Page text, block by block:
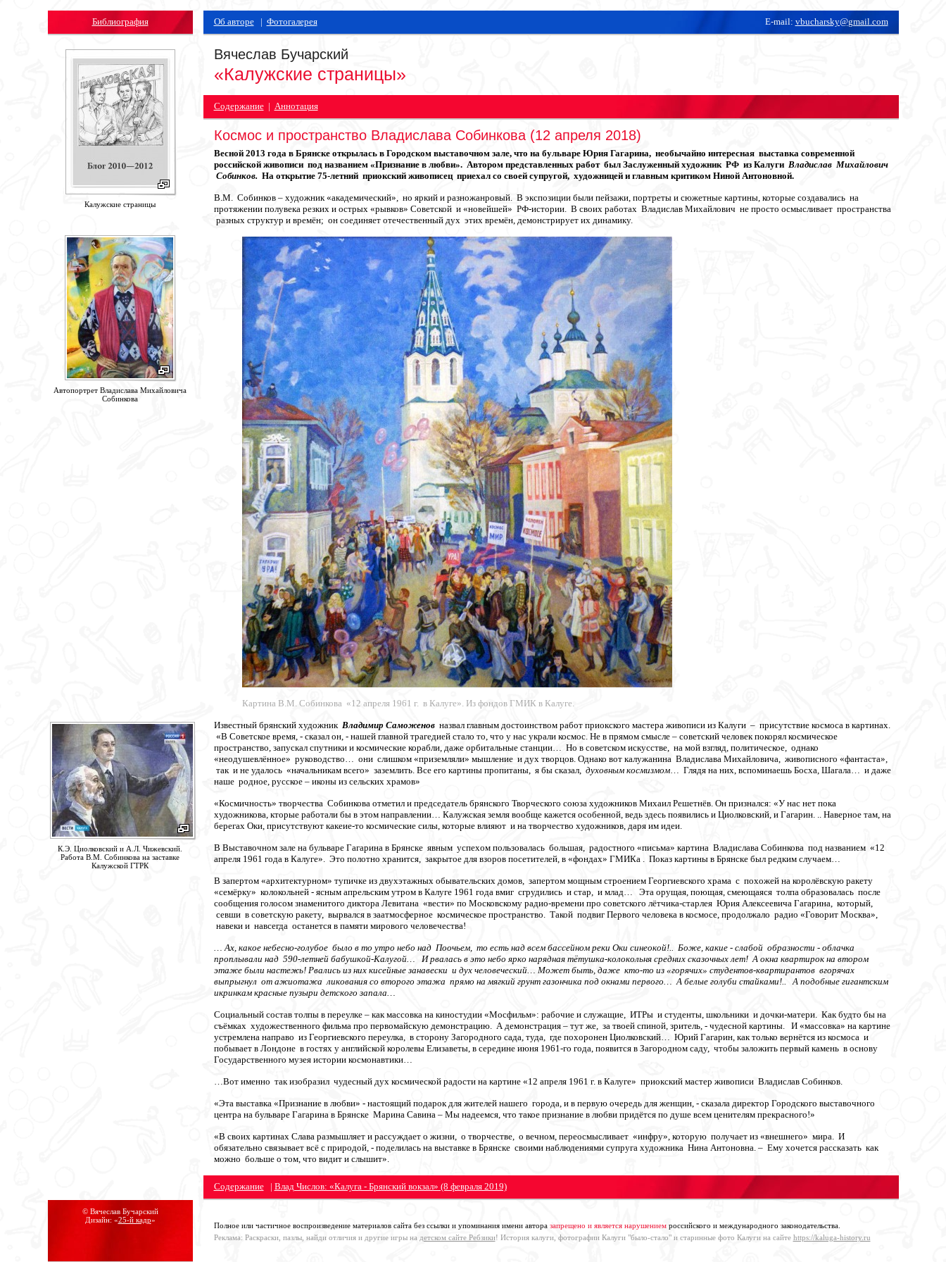
Библиография
Калужские страницы
Автопортрет Владислава Михайловича
Собинкова
К.Э. Циолковский и А.Л. Чижевский.
Работа В.М. Собинкова на заставке
Калужской ГТРК
E-mail: vbucharsky@gmail.com
Об авторе| Фотогалерея
Вячеслав Бучарский
«Калужские страницы»
Содержание| Аннотация
Космос и пространство Владислава Собинкова (12 апреля 2018)
Весной 2013 года в Брянске открылась в Городском выставочном зале, что на бульваре Юрия Гагарина, необычайно интересная выставка современной
российской живописи под названием «Признание в любви». Автором представленных работ был Заслуженный художник РФ из Калуги Владислав Михайлович
Собинков. На открытие 75-летний приокский живописец приехал со своей супругой, художницей и главным критиком Ниной Антоновной.
В.М. Собинков – художник «академический», но яркий и разножанровый. В экспозиции были пейзажи, портреты и сюжетные картины, которые создавались на
протяжении полувека резких и острых «рывков» Советской и «новейшей» РФ-истории. В своих работах Владислав Михайлович не просто осмысливает пространства
разных структур и времён; он соединяет отечественный дух этих времён, демонстрирует их динамику.
Картина В.М. Собинкова «12 апреля 1961 г. в Калуге». Из фондов ГМИК в Калуге.
Известный брянский художник Владимир Саможеновназвал главным достоинством работ приокского мастера живописи из Калуги – присутствие космоса в картинах.
«В Советское время, - сказал он, - нашей главной трагедией стало то, что у нас украли космос. Не в прямом смысле – советский человек покорял космическое
пространство, запускал спутники и космические корабли, даже орбитальные станции… Но в советском искусстве, на мой взгляд, политическое, однако
«неодушевлённое» руководство… они слишком «приземляли» мышление и дух творцов. Однако вот калужанина Владислава Михайловича, живописного «фантаста»,
так и не удалось «начальникам всего» заземлить. Все его картины пропитаны, я бы сказал, духовным космизмом… Глядя на них, вспоминаешь Босха, Шагала… и даже
наше родное, русское – иконы из сельских храмов»
«Космичность» творчества Собинкова отметил и председатель брянского Творческого союза художников Михаил Решетнёв. Он признался: «У нас нет пока
художникова, кторые работали бы в этом направлении… Калужская земля вообще кажется особенной, ведь здесь появились и Циолковский, и Гагарин. .. Наверное там, на
берегах Оки, присутствуют какеие-то космические силы, которые влияют и на творчество художников, даря им идеи.
В Выставочном зале на бульваре Гагарина в Брянске явным успехом пользовалась большая, радостного «письма» картина Владислава Собинкова под названием «12
апреля 1961 года в Калуге». Это полотно хранится, закрытое для взоров посетителей, в «фондах» ГМИКа . Показ картины в Брянске был редким случаем…
В запертом «архитектурном» тупичке из двухэтажных обывательских домов, запертом мощным строением Георгиевского храма с похожей на королёвскую ракету
«семёрку» колокольней - ясным апрельским утром в Калуге 1961 года вмиг сгрудились и стар, и млад… Эта орущая, поющая, смеющаяся толпа образовалась после
сообщения голосом знаменитого диктора Левитана «вести» по Московскому радио-времени про советского лётчика-старлея Юрия Алексеевича Гагарина, который,
севши в советскую ракету, вырвался в заатмосферное космическое пространство. Такой подвиг Первого человека в космосе, продолжало радио «Говорит Москва»,
навеки и навсегда останется в памяти мирового человечества!
… Ах, какое небесно-голубое было в то утро небо над Поочьем, то есть над всем бассейном реки Оки синеокой!.. Боже, какие - слабой образности - облачка
проплывали над 590-летней бабушкой-Калугой… И рвалась в это небо ярко нарядная тётушка-колокольня средних сказочных лет! А окна квартирок на втором
этаже были настежь! Рвались из них кисейные занавески и дух человеческий… Может быть, даже кто-то из «горячих» студентов-квартирантов вгорячах
выпрыгнул от ажиотажа ликования со второго этажа прямо на мягкий грунт газончика под окнами первого… А белые голуби стайками!.. А подобные гигантским
икринкам красные пузыри детского запала…
Социальный состав толпы в переулке – как массовка на киностудии «Мосфильм»: рабочие и служащие, ИТРы и студенты, школьники и дочки-матери. Как будто бы на
съёмках художественного фильма про первомайскую демонстрацию. А демонстрация – тут же, за твоей спиной, зритель, - чудесной картины. И «массовка» на картине
устремлена направо из Георгиевского переулка, в сторону Загородного сада, туда, где похоронен Циолковский… Юрий Гагарин, как только вернётся из космоса и
побывает в Лондоне в гостях у английской королевы Елизаветы, в середине июня 1961-го года, появится в Загородном саду, чтобы заложить первый камень в основу
Государственного музея истории космонавтики…
…Вот именно так изобразил чудесный дух космической радости на картине «12 апреля 1961 г. в Калуге» приокский мастер живописи Владислав Собинков.
«Эта выставка «Признание в любви» - настоящий подарок для жителей нашего города, и в первую очередь для женщин, - сказала директор Городского выставочного
центра на бульваре Гагарина в Брянске Марина Савина – Мы надеемся, что такое признание в любви придётся по душе всем ценителям прекрасного!»
«В своих картинах Слава размышляет и рассуждает о жизни, о творчестве, о вечном, переосмысливает «инфру», которую получает из «внешнего» мира. И
обязательно связывает всё с природой, - поделилась на выставке в Брянске своими наблюдениями супруга художника Нина Антоновна. – Ему хочется рассказать как
можно больше о том, что видит и слышит».
Содержание| Влад Числов: «Калуга - Брянский вокзал» (8 февраля 2019)
© Вячеслав Бучарский
Дизайн: «25-й кадр»
Полное или частичное воспроизведение материалов сайта без ссылки и упоминания имени автора запрещено и является нарушениемроссийского и международного законодательства.
Реклама: Раскраски, пазлы, найди отличия и другие игры на детском сайте Ребзики! История калуги, фотографии Калуги "было-стало" и старинные фото Калуги на сайте https://kaluga-history.ru